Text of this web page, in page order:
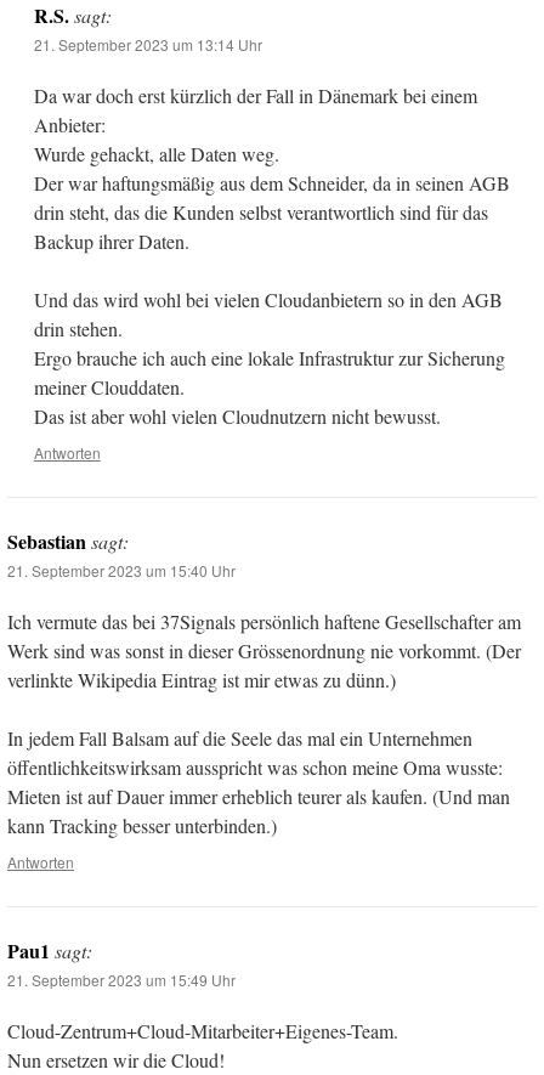
R.S. sagt:
21. September 2023 um 13:14 Uhr
Da war doch erst kürzlich der Fall in Dänemark bei einem
Anbieter:
Wurde gehackt, alle Daten weg.
Der war haftungsmäßig aus dem Schneider, da in seinen AGB
drin steht, das die Kunden selbst verantwortlich sind für das
Backup ihrer Daten.
Und das wird wohl bei vielen Cloudanbietern so in den AGB
drin stehen.
Ergo brauche ich auch eine lokale Infrastruktur zur Sicherung
meiner Clouddaten.
Das ist aber wohl vielen Cloudnutzern nicht bewusst.
Antworten
Sebastiansagt:
21. September 2023 um 15:40 Uhr
Ich vermute das bei 37Signals persönlich haftene Gesellschafter am
Werk sind was sonst in dieser Grössenordnung nie vorkommt. (Der
verlinkte Wikipedia Eintrag ist mir etwas zu dünn.)
In jedem Fall Balsam auf die Seele das mal ein Unternehmen
öffentlichkeitswirksam ausspricht was schon meine Oma wusste:
Mieten ist auf Dauer immer erheblich teurer als kaufen. (Und man
kann Tracking besser unterbinden.)
Antworten
Pau1 sagt:
21. September 2023 um 15:49 Uhr
Cloud-Zentrum+Cloud-Mitarbeiter+Eigenes-Team.
Nun ersetzen wir die Cloud!